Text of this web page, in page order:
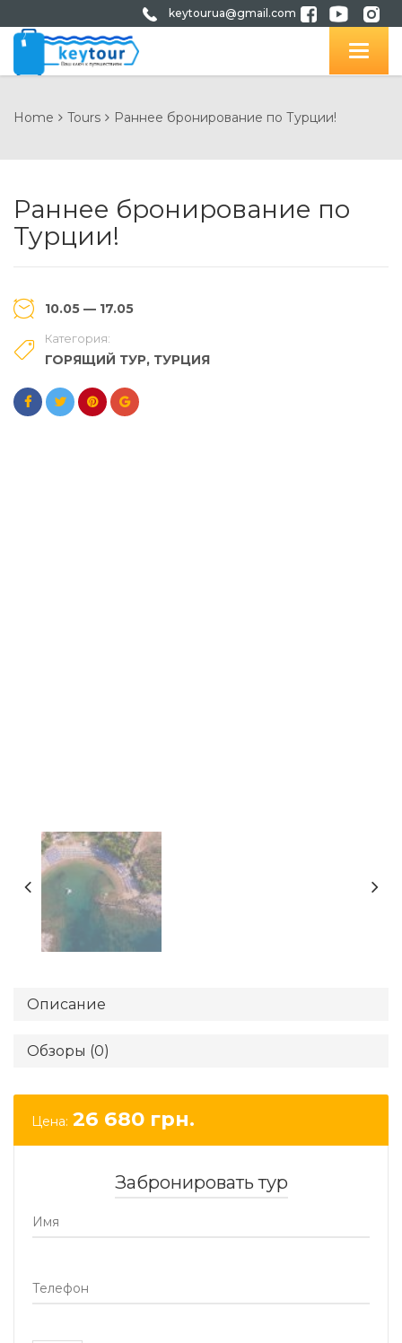
keytourua@gmail.com
Home Tours Раннее бронирование по Турции!
Раннее бронирование по
Турции!
10.05 — 17.05
Категория:
ГОРЯЩИЙ ТУР, ТУРЦИЯ
Описание
Обзоры (0)
Цена: 26 680 грн.
Забронировать тур